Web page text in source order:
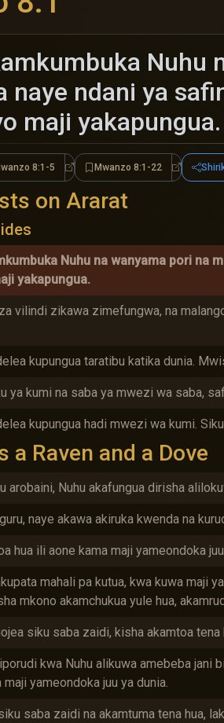
Nuhu
naye ndani ya
maji yakapungua.
8 8:1-5 Mwanzo 8:1-5Mwanzo 8:1-22 Mwanzo 8:1-
on Ararat
Nuhu na wanyama pori na
yakapungua.
vilindi zikawa zimefungwa, na
kupungua taratibu katika dunia.
ya kumi na saba ya mwezi wa saba,
kupungua hadi mwezi wa kumi.
a Raven and a Dove
arobaini, Nuhu akafungua dirisha
naye akawa akiruka kwenda na
hua ili aone kama maji yameondoka
mahali pa kutua, kwa kuwa maji
mkono akamchukua yule hua,
siku saba zaidi, kisha akamtoa tena
kwa Nuhu alikuwa amebeba
maji yameondoka juu ya dunia.
saba zaidi na akamtuma tena hua,